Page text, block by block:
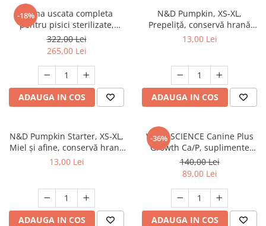
-18%
Hrana uscata completa
pentru pisici sterilizate,
Premium, Club 4 PAWS, 14 kg
322,00 Lei
265,00 Lei
ADAUGA IN COS
N&D Pumpkin, XS-XL,
Prepeliță, conservă hrană
umedă fără cereale câini, (în
13,00 Lei
ADAUGA IN COS
N&D Pumpkin Starter, XS-XL,
Miel și afine, conservă hrană
umedă fără cereale câini
13,00 Lei
ADAUGA IN COS
-36%
VETRI SCIENCE Canine Plus
Growth Ca/P, suplimente
creștere și vitalitate câini, 45
Tablete masticabile
140,00 Lei
89,00 Lei
ADAUGA IN COS